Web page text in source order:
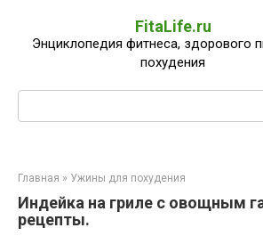
контенту
FitaLife.ru
Энциклопедия фитнеса, здорового
похудения
Главная » Ужины для похудения
Индейка на гриле с овощным
рецепты.